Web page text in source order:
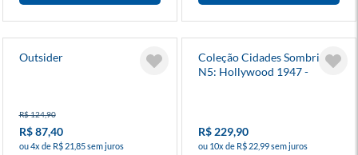
Outsider
R$ 124,90
R$ 87,40
ou 4x de R$ 21,85 sem juros
Coleção Cidades Sombrias
N5: Hollywood 1947 -
R$ 229,90
ou 10x de R$ 22,99 sem juros